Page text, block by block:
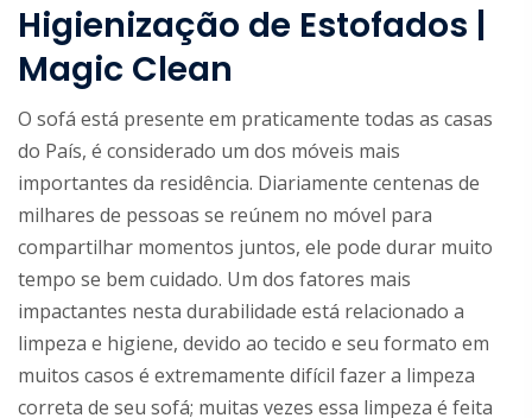
Higienização de Estofados |
Magic Clean
O sofá está presente em praticamente todas as casas
do País, é considerado um dos móveis mais
importantes da residência. Diariamente centenas de
milhares de pessoas se reúnem no móvel para
compartilhar momentos juntos, ele pode durar muito
tempo se bem cuidado. Um dos fatores mais
impactantes nesta durabilidade está relacionado a
limpeza e higiene, devido ao tecido e seu formato em
muitos casos é extremamente difícil fazer a limpeza
correta de seu sofá; muitas vezes essa limpeza é feita